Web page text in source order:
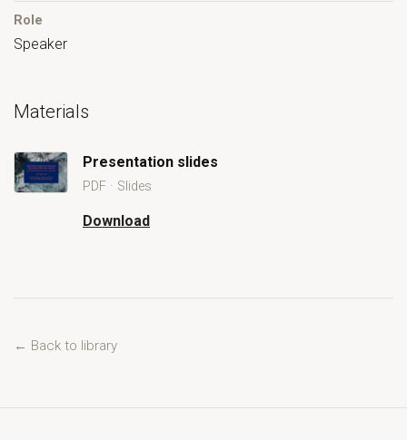
Role
Speaker
Materials
Presentation slides
PDF · Slides
Download
Presentation slides
← Back to library